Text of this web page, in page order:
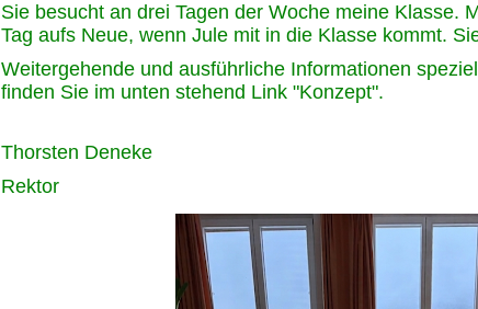
Sie besucht an drei Tagen der Woche meine Klasse.
Tag aufs Neue, wenn Jule mit in die Klasse kommt.
Weitergehende und ausführliche Informationen
finden Sie im unten stehend Link "Konzept".
Thorsten Deneke
Rektor